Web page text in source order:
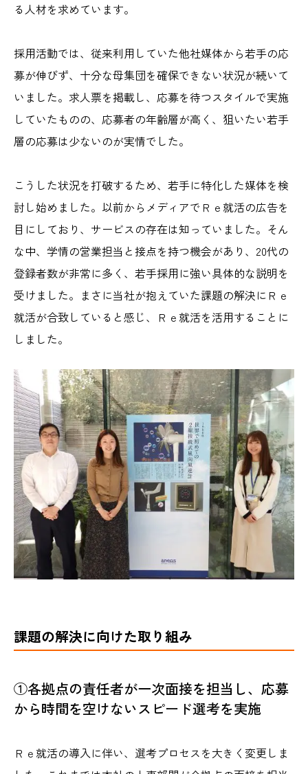
る人材を求めています。
採用活動では、従来利用していた他社媒体から若手の応
募が伸びず、十分な母集団を確保できない状況が続いて
いました。求人票を掲載し、応募を待つスタイルで実施
していたものの、応募者の年齢層が高く、狙いたい若手
層の応募は少ないのが実情でした。
こうした状況を打破するため、若手に特化した媒体を検
討し始めました。以前からメディアでＲｅ就活の広告を
目にしており、サービスの存在は知っていました。そん
な中、学情の営業担当と接点を持つ機会があり、20代の
登録者数が非常に多く、若手採用に強い具体的な説明を
受けました。まさに当社が抱えていた課題の解決にＲｅ
就活が合致していると感じ、Ｒｅ就活を活用することに
しました。
課題の解決に向けた取り組み
①各拠点の責任者が一次面接を担当し、応募
から時間を空けないスピード選考を実施
Ｒｅ就活の導入に伴い、選考プロセスを大きく変更しま